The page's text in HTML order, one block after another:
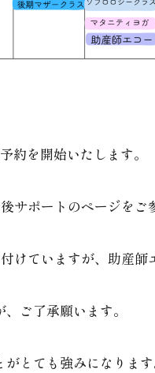
約を開始いたします。
サポートのページをご
けていますが、助産師
ご了承願います。
とても強みになりま